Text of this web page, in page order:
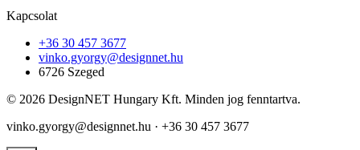
Kapcsolat
+36 30 457 3677
vinko.gyorgy@designnet.hu
6726 Szeged
© 2026 DesignNET Hungary Kft. Minden jog fenntartva.
vinko.gyorgy@designnet.hu · +36 30 457 3677